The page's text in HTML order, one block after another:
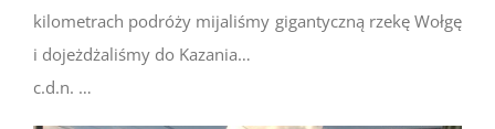
kilometrach podróży mijaliśmy gigantyczną rzekę Wołgę
i dojeżdżaliśmy do Kazania…
c.d.n. …